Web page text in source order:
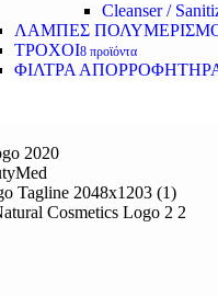
Cleanser /
ΛΑΜΠΕΣ
ΤΡΟΧΟΙ8 προϊόντα
ΦΙΛΤΡΑ